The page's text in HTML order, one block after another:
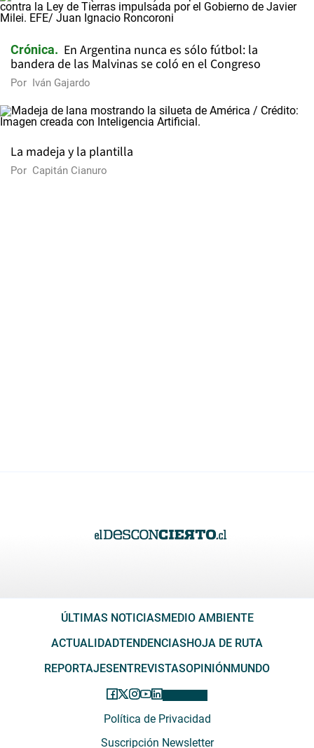
Crónica
En Argentina nunca es sólo fútbol: la
bandera de las Malvinas se coló en el Congreso
Por Iván Gajardo
La madeja y la plantilla
Por Capitán Cianuro
ÚLTIMAS NOTICIASMEDIO AMBIENTE
ACTUALIDADTENDENCIASHOJA DE RUTA
REPORTAJESENTREVISTASOPINIÓNMUNDO
Política de Privacidad
Suscripción Newsletter